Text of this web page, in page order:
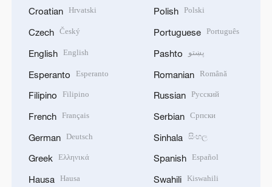
Croatian Hrvatski
Czech Český
English English
Esperanto Esperanto
Filipino Filipino
French Français
German Deutsch
Greek Ελληνικά
Hausa Hausa
Polish Polski
Portuguese Português
Pashto پښتو
Romanian Română
Russian Русский
Serbian Српски
Sinhala සිංහල
Spanish Español
Swahili Kiswahili